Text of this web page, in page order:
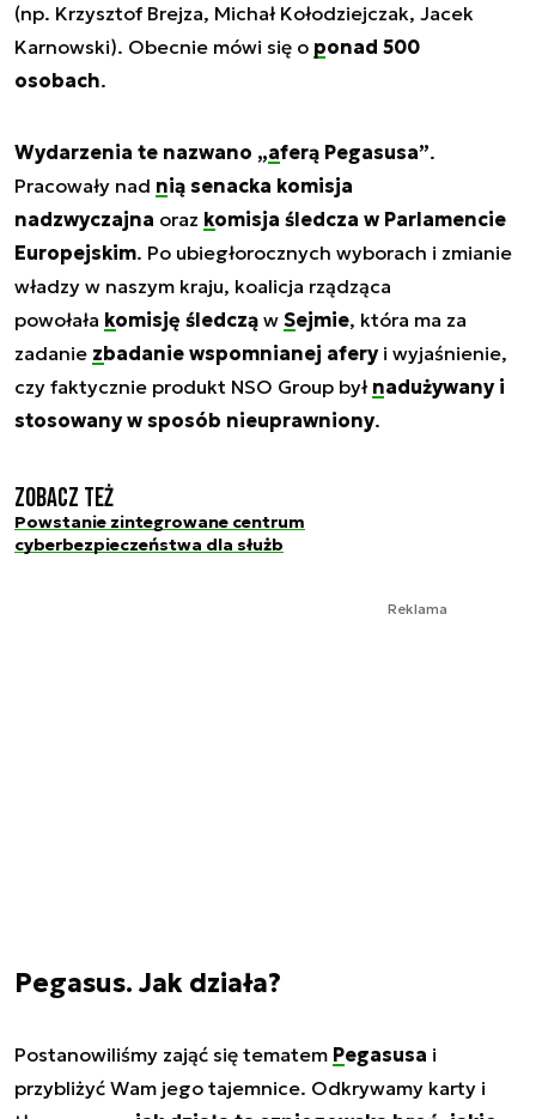
(np. Krzysztof Brejza, Michał Kołodziejczak, Jacek
Karnowski). Obecnie mówi się o ponad 500
osobach.
Wydarzenia te nazwano „aferą Pegasusa”.
Pracowały nad nią senacka komisja
nadzwyczajna oraz komisja śledcza w Parlamencie
Europejskim. Po ubiegłorocznych wyborach i zmianie
władzy w naszym kraju, koalicja rządząca
powołała komisję śledczą w Sejmie, która ma za
zadanie zbadanie wspomnianej aferyi wyjaśnienie,
czy faktycznie produkt NSO Group był nadużywany i
stosowany w sposób nieuprawniony.
Zobacz też
Powstanie zintegrowane centrum
cyberbezpieczeństwa dla służb
Reklama
Pegasus. Jak działa?
Postanowiliśmy zająć się tematem Pegasusa i
przybliżyć Wam jego tajemnice. Odkrywamy karty i